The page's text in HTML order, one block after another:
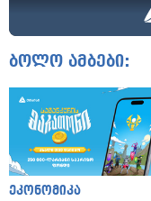
ბოლო ამბები:
ეკონომიკა